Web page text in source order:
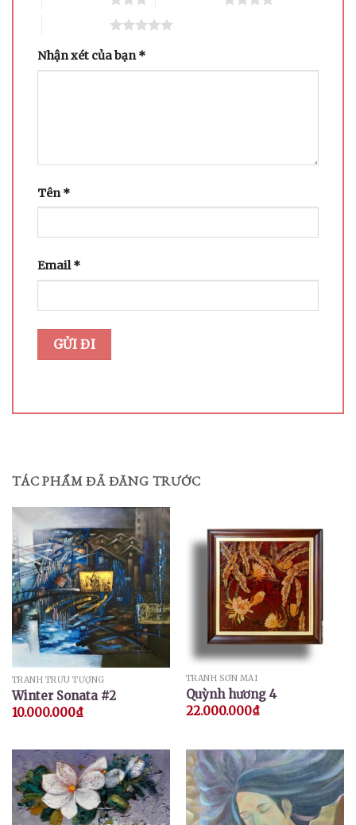
Nhận xét của bạn*
Tên*
Email*
TÁC PHẨM ĐÃ ĐĂNG TRƯỚC
TRANH TRỪU TƯỢNG
Winter Sonata #2
10.000.000₫
TRANH SƠN MÀI
Quỳnh hương 4
22.000.000₫